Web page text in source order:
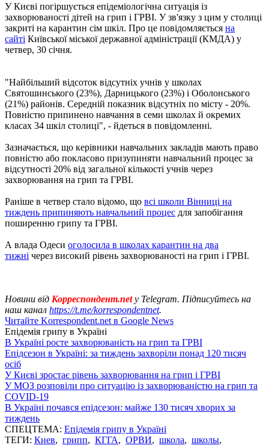
У Києві погіршується епідеміологічна ситуація із
захворюваності дітей на грип і ГРВІ. У зв'язку з цим у столиці
закриті на карантин сім шкіл. Про це повідомляється на
сайті Київської міської державної адміністрації (КМДА) у
четвер, 30 січня.
"Найбільший відсоток відсутніх учнів у школах
Святошинського (23%), Дарницького (23%) і Оболонського
(21%) районів. Середній показник відсутніх по місту - 20%.
Повністю припинено навчання в семи школах й окремих
класах 34 шкіл столиці", - йдеться в повідомленні.
Зазначається, що керівники навчальних закладів мають право
повністю або покласово призупиняти навчальний процес за
відсутності 20% від загальної кількості учнів через
захворювання на грип та ГРВІ.
Раніше в четвер стало відомо, що всі школи Вінниці на
тиждень припиняють навчальний процес для запобігання
поширенню грипу та ГРВІ.
А влада Одеси оголосила в школах карантин на два
тижні через високий рівень захворюваності на грип і ГРВІ.
Новини від Корреспондент.net у Telegram. Підписуйтесь на
наш канал https://t.me/korrespondentnet.
Читайте Korrespondent.net в Google News
Епідемія грипу в Україні
В Україні росте захворюваність на грип та ГРВІ
Епідсезон в Україні: за тиждень захворіли понад 120 тисяч
осіб
У Києві зростає рівень захворювання на грип і ГРВІ
У МОЗ розповіли про ситуацію із захворюваністю на грип та
COVID-19
В Україні почався епідсезон: майже 130 тисяч хворих за
тиждень
СПЕЦТЕМА: Епідемія грипу в Україні
ТЕГИ: Киев, грипп, КГГА, ОРВИ, школа, школы,